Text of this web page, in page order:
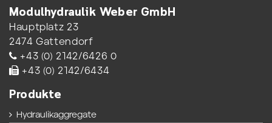
Modulhydraulik Weber GmbH
Hauptplatz 23
2474 Gattendorf
+43 (0) 2142/6426 0
+43 (0) 2142/6434
Produkte
Hydraulikaggregate